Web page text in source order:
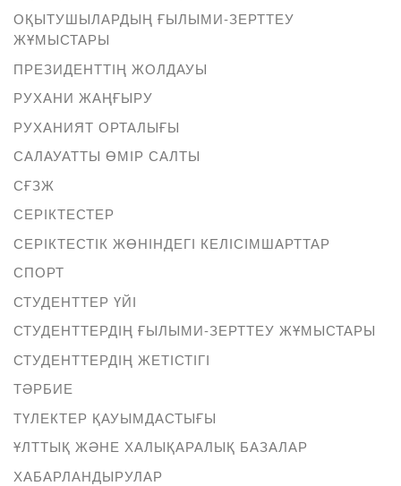
ОҚЫТУШЫЛАРДЫҢ ҒЫЛЫМИ-ЗЕРТТЕУ
ЖҰМЫСТАРЫ
ПРЕЗИДЕНТТІҢ ЖОЛДАУЫ
РУХАНИ ЖАҢҒЫРУ
РУХАНИЯТ ОРТАЛЫҒЫ
САЛАУАТТЫ ӨМІР САЛТЫ
СҒЗЖ
СЕРІКТЕСТЕР
СЕРІКТЕСТІК ЖӨНІНДЕГІ КЕЛІСІМШАРТТАР
СПОРТ
СТУДЕНТТЕР ҮЙІ
СТУДЕНТТЕРДІҢ ҒЫЛЫМИ-ЗЕРТТЕУ ЖҰМЫСТАРЫ
СТУДЕНТТЕРДІҢ ЖЕТІСТІГІ
ТӘРБИЕ
ТҮЛЕКТЕР ҚАУЫМДАСТЫҒЫ
ҰЛТТЫҚ ЖӘНЕ ХАЛЫҚАРАЛЫҚ БАЗАЛАР
ХАБАРЛАНДЫРУЛАР